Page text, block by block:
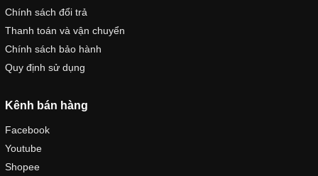
Chính sách đổi trả
Thanh toán và vận chuyển
Chính sách bảo hành
Quy định sử dụng
Kênh bán hàng
Facebook
Youtube
Shopee